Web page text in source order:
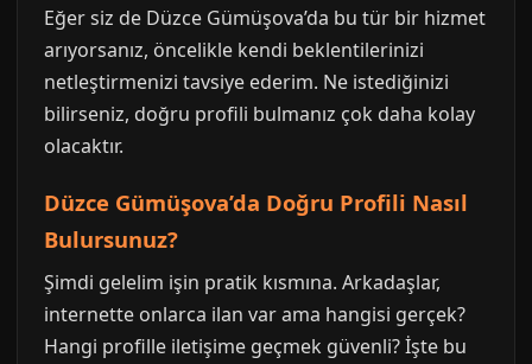
Eğer siz de Düzce Gümüşova’da bu tür bir hizmet
arıyorsanız, öncelikle kendi beklentilerinizi
netleştirmenizi tavsiye ederim. Ne istediğinizi
bilirseniz, doğru profili bulmanız çok daha kolay
olacaktır.
Düzce Gümüşova’da Doğru Profili Nasıl
Bulursunuz?
Şimdi gelelim işin pratik kısmına. Arkadaşlar,
internette onlarca ilan var ama hangisi gerçek?
Hangi profille iletişime geçmek güvenli? İşte bu